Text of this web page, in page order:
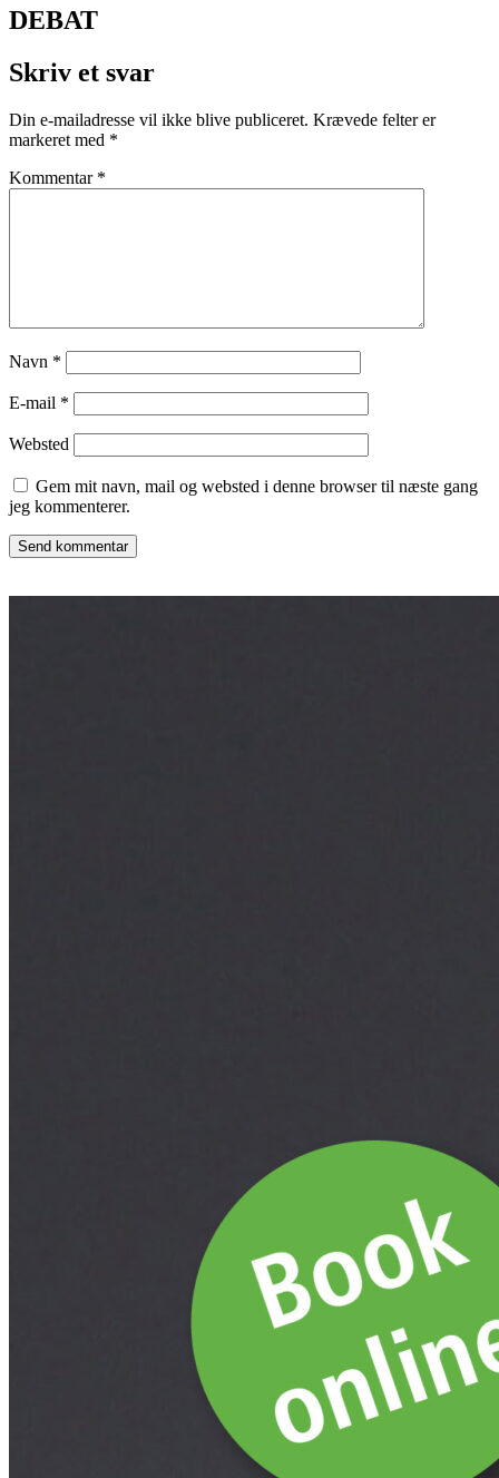
DEBAT
Skriv et svar
Din e-mailadresse vil ikke blive publiceret. Krævede felter er
markeret med *
Kommentar *
Navn *
E-mail *
Websted
Gem mit navn, mail og websted i denne browser til næste gang
jeg kommenterer.